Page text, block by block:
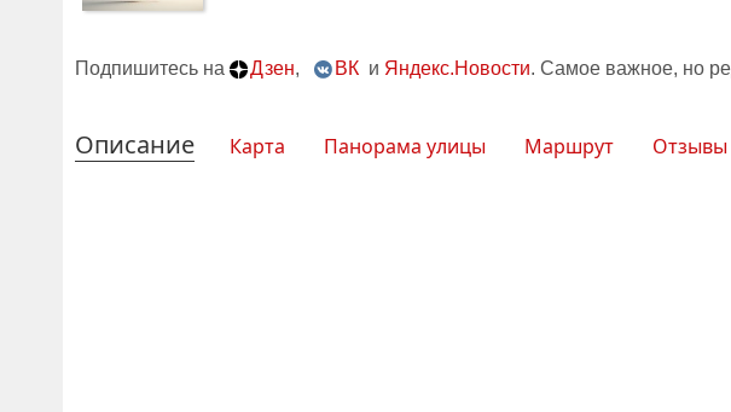
Подпишитесь на Дзен, ВК и Яндекс.Новости. Самое важное, но
Описание Карта Панорама улицы Маршрут Отзывы